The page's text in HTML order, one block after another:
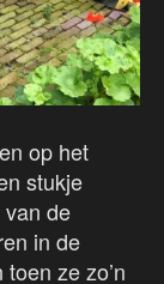
op het
stukje
de
in de
ze zo’n